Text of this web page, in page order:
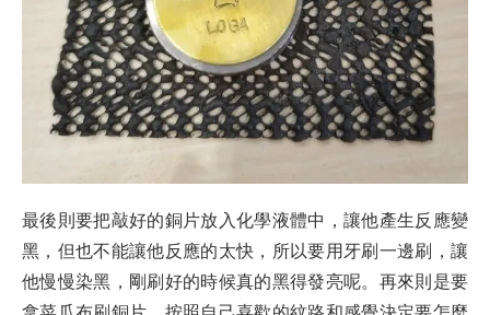
最後則要把敲好的銅片放入化學液體中，讓他產生反應變
黑，但也不能讓他反應的太快，所以要用牙刷一邊刷，讓
他慢慢染黑，剛刷好的時候真的黑得發亮呢。再來則是要